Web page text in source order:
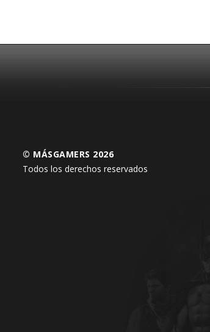
© MÁSGAMERS 2026
Todos los derechos reservados